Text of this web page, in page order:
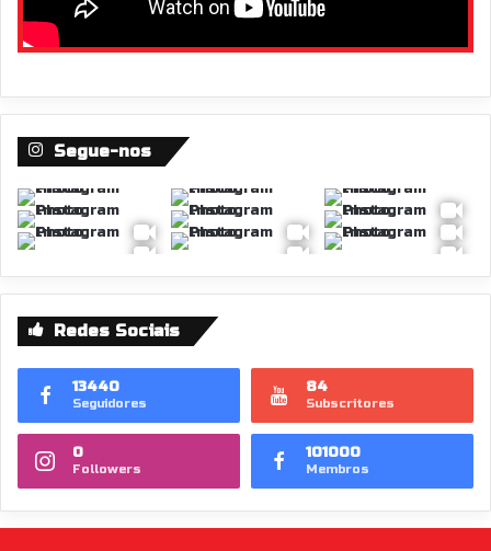
Segue-nos
Redes Sociais
13440
Seguidores
84
Subscritores
0
Followers
101000
Membros